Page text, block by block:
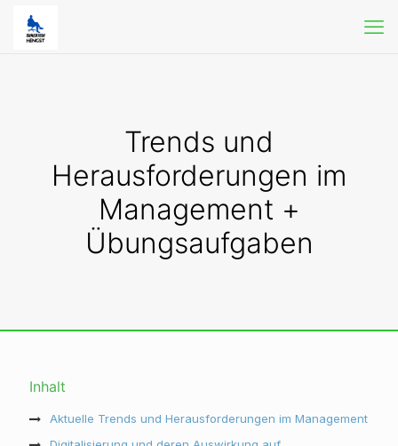
Trends und
Herausforderungen im
Management +
Übungsaufgaben
Inhalt
Aktuelle Trends und Herausforderungen im Management